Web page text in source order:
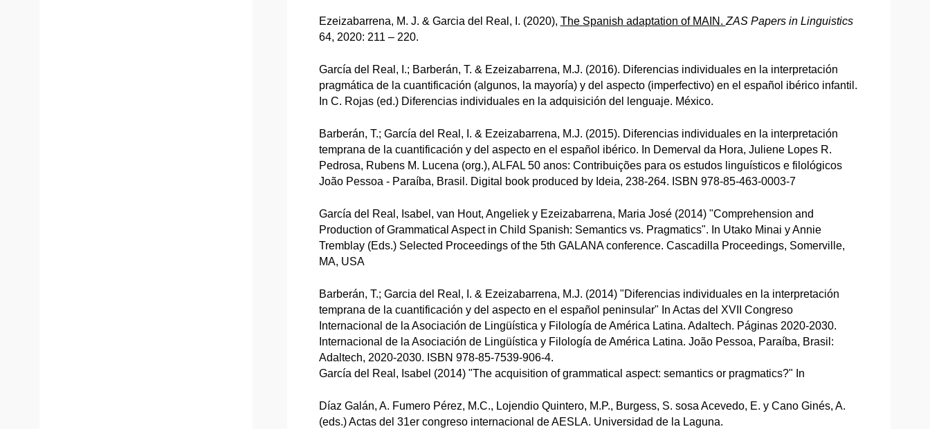
Ezeizabarrena, M. J. & Garcia del Real, I. (2020), The Spanish adaptation of MAIN. ZAS Papers in Linguistics
64, 2020: 211 – 220.
García del Real, I.; Barberán, T. & Ezeizabarrena, M.J. (2016). Diferencias individuales en la interpretación
pragmática de la cuantificación (algunos, la mayoría) y del aspecto (imperfectivo) en el español ibérico infantil.
In C. Rojas (ed.) Diferencias individuales en la adquisición del lenguaje. México.
Barberán, T.; García del Real, I. & Ezeizabarrena, M.J. (2015). Diferencias individuales en la interpretación
temprana de la cuantificación y del aspecto en el español ibérico. In Demerval da Hora, Juliene Lopes R.
Pedrosa, Rubens M. Lucena (org.), ALFAL 50 anos: Contribuições para os estudos linguísticos e filológicos
João Pessoa - Paraíba, Brasil. Digital book produced by Ideia, 238-264. ISBN 978-85-463-0003-7
García del Real, Isabel, van Hout, Angeliek y Ezeizabarrena, Maria José (2014) "Comprehension and
Production of Grammatical Aspect in Child Spanish: Semantics vs. Pragmatics". In Utako Minai y Annie
Tremblay (Eds.) Selected Proceedings of the 5th GALANA conference. Cascadilla Proceedings, Somerville,
MA, USA
Barberán, T.; Garcia del Real, I. & Ezeizabarrena, M.J. (2014) "Diferencias individuales en la interpretación
temprana de la cuantificación y del aspecto en el español peninsular" In Actas del XVII Congreso
Internacional de la Asociación de Lingüística y Filología de América Latina. Adaltech. Páginas 2020-2030.
Internacional de la Asociación de Lingüística y Filología de América Latina. João Pessoa, Paraíba, Brasil:
Adaltech, 2020-2030. ISBN 978-85-7539-906-4.
García del Real, Isabel (2014) "The acquisition of grammatical aspect: semantics or pragmatics?" In
Díaz Galán, A. Fumero Pérez, M.C., Lojendio Quintero, M.P., Burgess, S. sosa Acevedo, E. y Cano Ginés, A.
(eds.) Actas del 31er congreso internacional de AESLA. Universidad de la Laguna.